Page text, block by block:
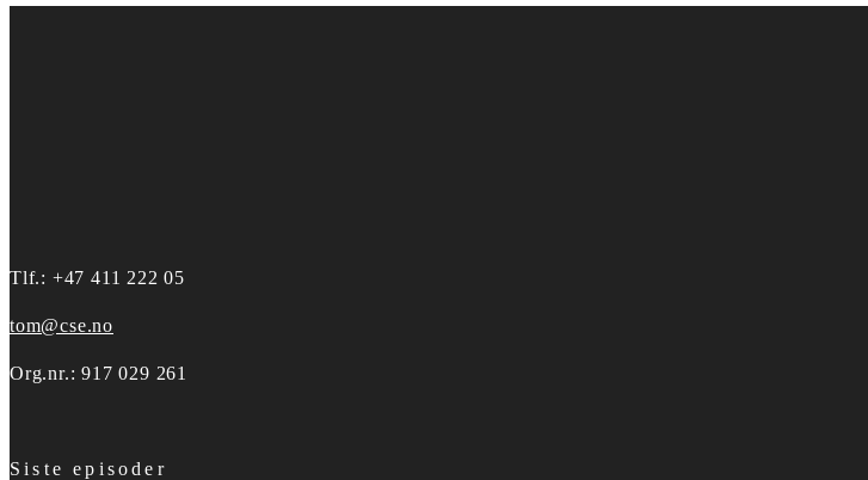
Tlf.: +47 411 222 05
tom@cse.no
Org.nr.: 917 029 261
Siste episoder